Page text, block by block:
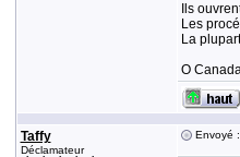
Ils
Les
La
O
Taffy
Déclamateur
Envoyé :